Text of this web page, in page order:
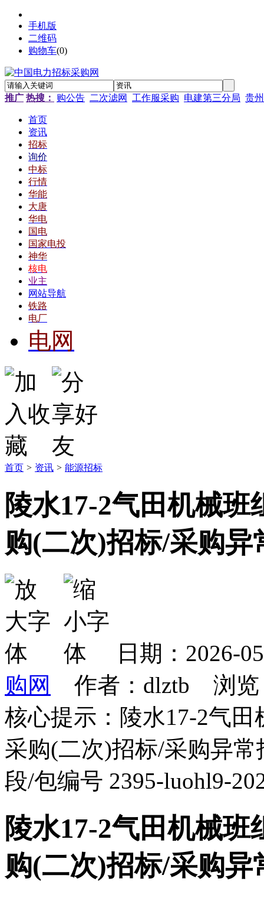
手机版
二维码
购物车(0)
推广 热搜： 购公告 二次滤网 工作服采购 电建第三分局 贵
首页
资讯
招标
询价
中标
行情
华能
大唐
华电
国电
国家电投
神华
核电
业主
网站导航
铁路
电厂
电网
首页 > 资讯 > 能源招标
陵水17-2气田机械
购(二次)招标/采购异
日期：2026-
购网
作者：dlztb 浏览
核心提示：陵水17-2气
采购(二次)招标/采购异
段/包编号 2395-luohl9-
陵水17-2气田机械
购(二次)招标/采购异